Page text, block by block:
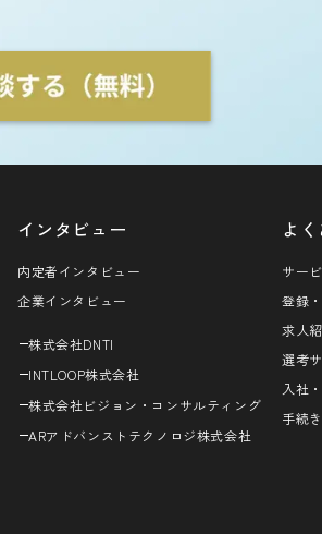
インタビュー
内定者インタビュー
企業インタビュー
株式会社DNTI
INTLOOP株式会社
株式会社ビジョン・コンサルティング
ARアドバンストテクノロジ株式会社
よ
サー
登録
求人
選考
入社
手続